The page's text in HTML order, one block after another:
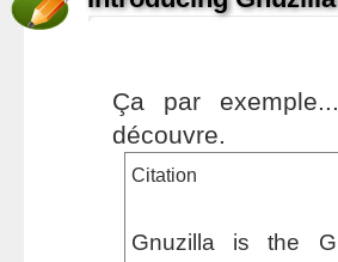
Ça par
découvre.
Citation
Gnuzilla is the